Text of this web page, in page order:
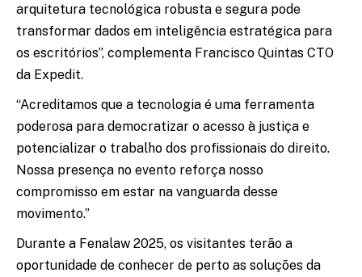
arquitetura tecnológica robusta e segura pode
transformar dados em inteligência estratégica para
os escritórios”, complementa Francisco Quintas CTO
da Expedit.
“Acreditamos que a tecnologia é uma ferramenta
poderosa para democratizar o acesso à justiça e
potencializar o trabalho dos profissionais do direito.
Nossa presença no evento reforça nosso
compromisso em estar na vanguarda desse
movimento.”
Durante a Fenalaw 2025, os visitantes terão a
oportunidade de conhecer de perto as soluções da